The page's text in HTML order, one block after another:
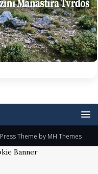
Theme by MH Themes
Banner